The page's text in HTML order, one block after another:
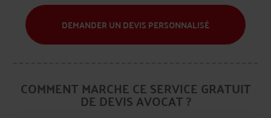
DEMANDER UN DEVIS PERSONNALISÉ
COMMENT MARCHE CE SERVICE GRATUIT
DE DEVIS AVOCAT ?